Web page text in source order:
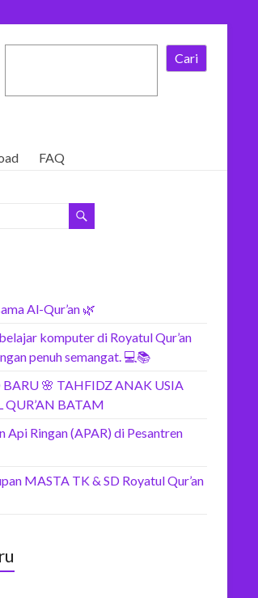
Cari
FAQ
Al-Qur’an 🌿
komputer di Royatul Qur’an
penuh semangat. 💻📚
🌸 TAHFIDZ ANAK USIA
QUR’AN BATAM
Api Ringan (APAR) di Pesantren
MASTA TK & SD Royatul Qur’an